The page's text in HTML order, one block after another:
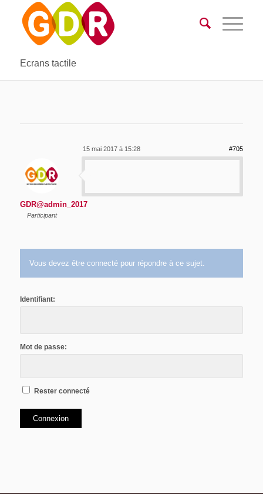
Ecrans tactile
15 mai 2017 à 15:28 #705
GDR@admin_2017
Participant
Vous devez être connecté pour répondre à ce sujet.
Identifiant:
Mot de passe:
Rester connecté
Connexion